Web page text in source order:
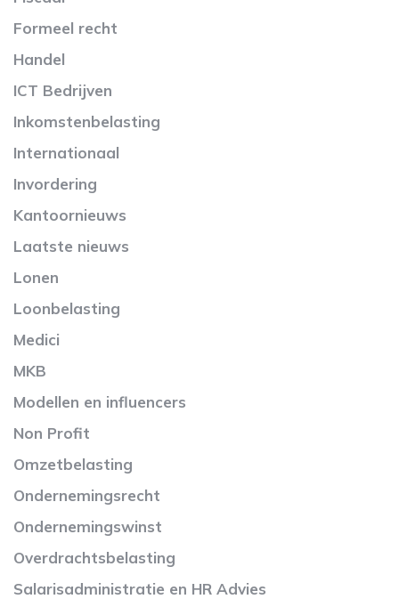
Formeel recht
Handel
ICT Bedrijven
Inkomstenbelasting
Internationaal
Invordering
Kantoornieuws
Laatste nieuws
Lonen
Loonbelasting
Medici
MKB
Modellen en influencers
Non Profit
Omzetbelasting
Ondernemingsrecht
Ondernemingswinst
Overdrachtsbelasting
Salarisadministratie en HR Advies